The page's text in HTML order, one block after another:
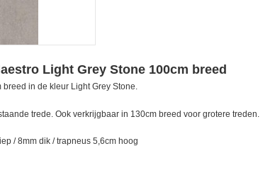
Light Grey Stone 100cm breed
in de kleur Light Grey Stone.
trede. Ook verkrijgbaar in 130cm breed voor grotere treden.
/ 8mm dik / trapneus 5,6cm hoog